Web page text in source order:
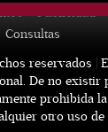
Publicidad
Consultas
reservados |
De no existir
prohibida
otro uso de